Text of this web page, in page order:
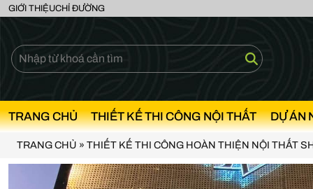
GIỚI THIỆUCHỈ ĐƯỜNG
TRANG CHỦ THIẾT KẾ THI CÔNG NỘI THẤT DỰ ÁN
TRANG CHỦ » THIẾT KẾ THI CÔNG HOÀN THIỆN NỘI THẤT